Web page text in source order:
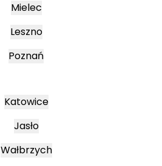
Mielec
Leszno
Poznań
Katowice
Jasło
Wałbrzych